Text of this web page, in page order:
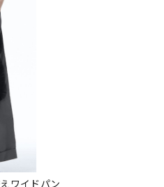
ワイドパン